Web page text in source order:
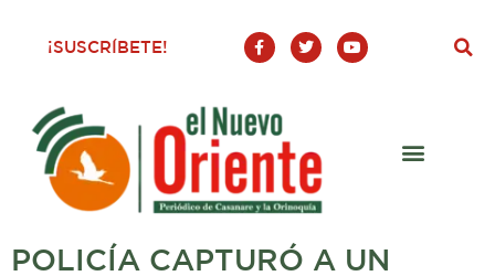
¡SUSCRÍBETE!
F
a
c
o
o
-
T
w
i
Y
o
u
POLICÍA CAPTURÓ A UN